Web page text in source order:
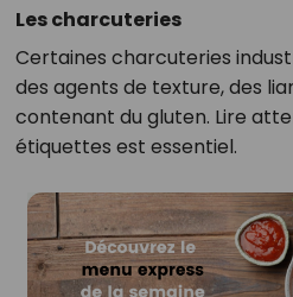
Les charcuteries
Certaines charcuteries
des agents de texture, des
contenant du gluten. Lire
étiquettes est essentiel.